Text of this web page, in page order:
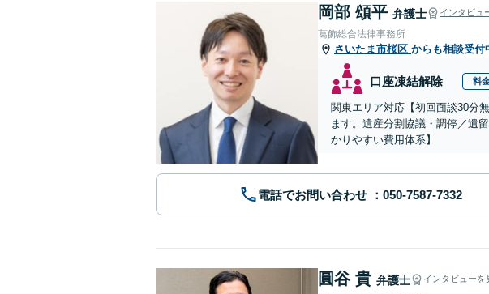
岡部 頌平 弁護士 インタビュ
葛飾総合法律事務所
さいたま市桜区 からも相談受付
口座凍結解除 料
関東エリア対応【初回面談30分
ます。遺産分割協議・調停／遺
かりやすい費用体系】
電話でお問い合わせ
圓谷 貴 弁護士 インタビューを